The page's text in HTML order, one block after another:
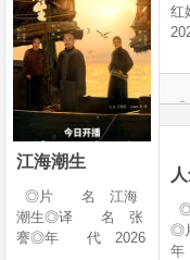
剧
江海潮生
◎片 名 江海
潮生◎译 名 张
謇◎年 代 2026
◎